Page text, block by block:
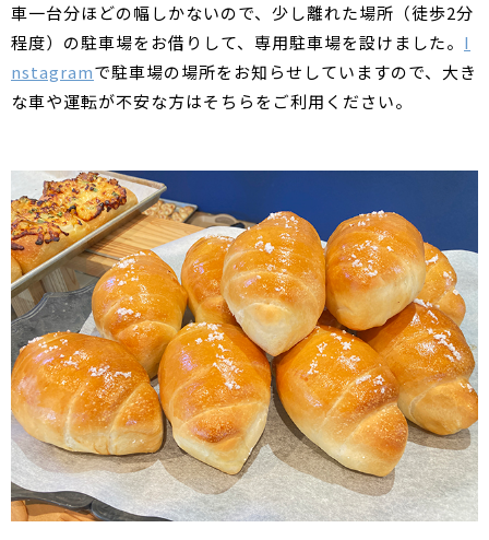
車一台分ほどの幅しかないので、少し離れた場所（徒歩2分
程度）の駐車場をお借りして、専用駐車場を設けました。 I
nstagramで駐車場の場所をお知らせしていますので、大き
な車や運転が不安な方はそちらをご利用ください。